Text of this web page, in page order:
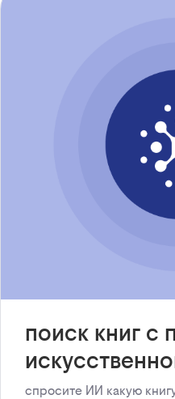
поиск книг
спросите ИИ какую